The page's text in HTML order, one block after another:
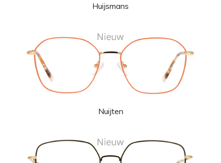
Huijsmans
Nuijten